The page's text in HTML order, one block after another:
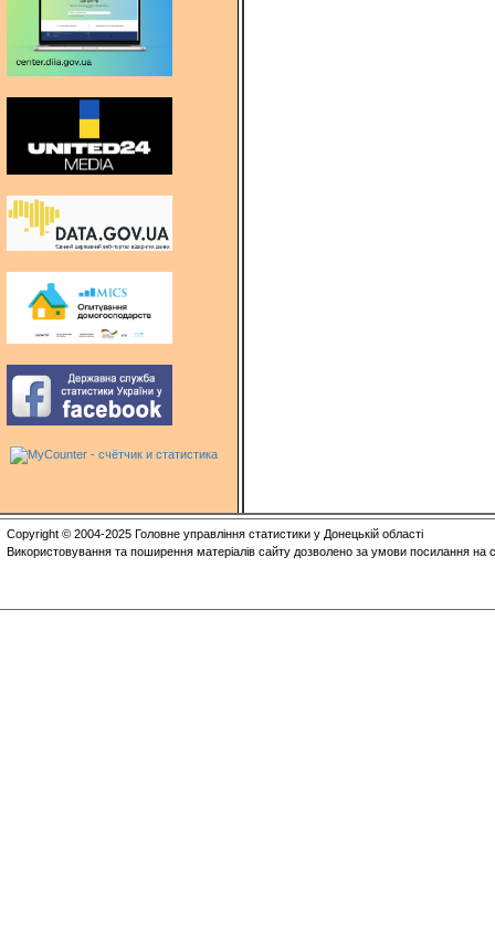
Copyright © 2004-2025 Головне управління статистики у Донецькій області
Використовування та поширення матеріалів сайту дозволено за умови посилання на